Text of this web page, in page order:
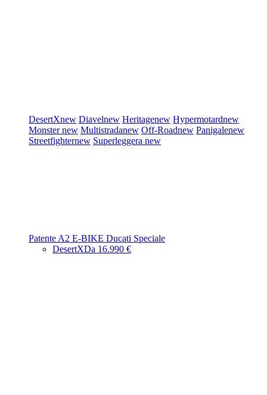
DesertXnew Diavelnew Heritagenew Hypermotardnew
Monsternew Multistradanew Off-Roadnew Panigalenew
Streetfighternew Superleggera new
Patente A2 E-BIKE Ducati Speciale
DesertXDa 16.990 €